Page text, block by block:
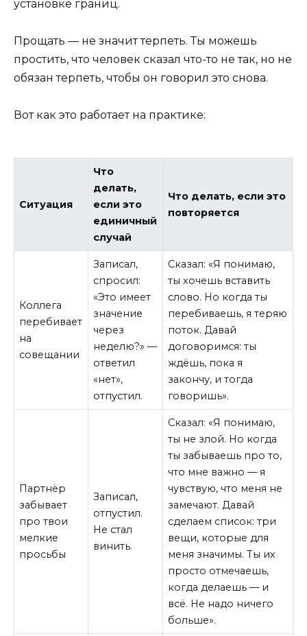
установке границ.
Прощать — не значит терпеть. Ты можешь
простить, что человек сказал что-то не так, но не
обязан терпеть, чтобы он говорил это снова.
Вот как это работает на практике:
Ситуация
Что
делать,
если это
единичный
случай
Что делать, если это
повторяется
Коллега
перебивает
на
совещании
Записал,
спросил:
«Это имеет
значение
через
неделю?» —
ответил
«нет»,
отпустил.
Сказал: «Я понимаю,
ты хочешь вставить
слово. Но когда ты
перебиваешь, я теряю
поток. Давай
договоримся: ты
ждёшь, пока я
закончу, и тогда
говоришь».
Партнёр
забывает
про твои
мелкие
просьбы
Записал,
отпустил.
Не стал
винить.
Сказал: «Я понимаю,
ты не злой. Но когда
ты забываешь про то,
что мне важно — я
чувствую, что меня не
замечают. Давай
сделаем список: три
вещи, которые для
меня значимы. Ты их
просто отмечаешь,
когда делаешь — и
всё. Не надо ничего
больше».